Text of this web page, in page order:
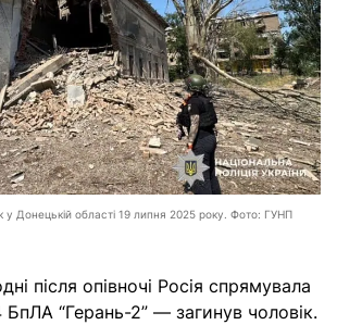
у Донецькій області 19 липня 2025 року. Фото: ГУНП
після опівночі Росія спрямувала
БпЛА “Герань-2” — загинув чоловік.